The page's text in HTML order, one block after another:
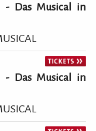
- Das Musical in
- Das Musical in